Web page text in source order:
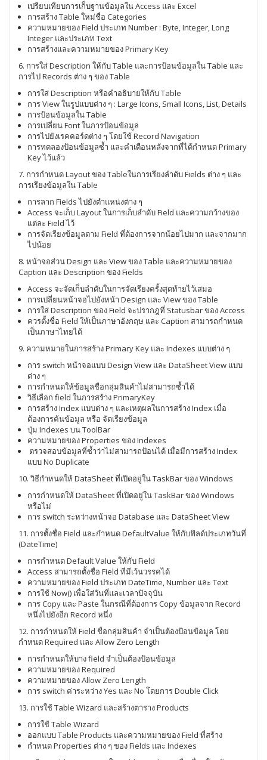
เปรียบเทียบการเก็บฐานข้อมูลใน Access และ Excel
การสร้าง Table ใหม่ชื่อ Categories
ความหมายของ Field ประเภท Number : Byte, Integer, Long
Integer และประเภท Text
การสร้างและความหมายของ Primary Key
6. การใส่ Description ให้กับ Table และการป้อนข้อมูลใน Table และ
การไป Records ต่าง ๆ ของ Table
การใส่ Description หรือคำอธิบายให้กับ Table
การ View ในรูปแบบต่าง ๆ : Large Icons, Small Icons, List, Details
การป้อนข้อมูลใน Table
การเปลี่ยน Font ในการป้อนข้อมูล
การไปยังเรคคอร์ดต่าง ๆ โดยใช้ Record Navigation
การทดลองป้อนข้อมูลซ้ำ และคำเตือนหลังจากที่ได้กำหนด Primary
Key ไว้แล้ว
7. การกำหนด Layout ของ Tableในการเรียงลำดับ Fields ต่าง ๆ และ
การเรียงข้อมูลใน Table
การลาก Fields ไปยังตำแหน่งต่าง ๆ
Access จะเก็บ Layout ในการเก็บลำดับ Field และความกว้างของ
แต่ละ Field ไว้
การจัดเรียงข้อมูลตาม Field ที่ต้องการจากน้อยไปมาก และจากมาก
ไปน้อย
8. หน้าจอส่วน Design และ View ของ Table และความหมายของ
Caption และ Description ของ Fields
Access จะจัดเก็บลำดับในการจัดเรียงครั้งสุดท้ายไว้เสมอ
การเปลี่ยนหน้าจอไปยังหน้า Design และ View ของ Table
การใส่ Description ของ Field จะปรากฎที่ Statusbar ของ Access
ควรตั้งชื่อ Field ให้เป็นภาษาอังกฤษ และ Caption สามารถกำหนด
เป็นภาษาไทยได้
9. ความหมายในการสร้าง Primary Key และ Indexes แบบต่าง ๆ
การ switch หน้าจอแบบ Design View และ DataSheet View แบบ
ต่าง ๆ
การกำหนดให้ข้อมูลชื่อกลุ่มสินค้าไม่สามารถซ้ำได้
วิธีเลือก field ในการสร้าง PrimaryKey
การสร้าง Index แบบต่าง ๆ และเหตุผลในการสร้าง Index เมื่อ
ต้องการค้นข้อมูล หรือ จัดเรียงข้อมูล
ปุ่ม Indexes บน ToolBar
ความหมายของ Properties ของ Indexes
ตรวจสอบข้อมูลที่ซ้ำว่าไม่สามารถป้อนได้ เมื่อมีการสร้าง Index
แบบ No Duplicate
10. วิธีกำหนดให้ DataSheet ที่เปิดอยู่ใน TaskBar ของ Windows
การกำหนดให้ DataSheet ที่เปิดอยู่ใน TaskBar ของ Windows
หรือไม่
การ switch ระหว่างหน้าจอ Database และ DataSheet View
11. การตั้งชื่อ Field และกำหนด DefaultValue ให้กับฟิลด์ประเภทวันที่
(DateTime)
การกำหนด Default Value ให้กับ Field
Access สามารถตั้งชื่อ Field ที่มีเว้นวรรคได้
ความหมายของ Field ประเภท DateTime, Number และ Text
การใช้ Now() เพื่อใส่วันที่และเวลาปัจจุบัน
การ Copy และ Paste ในกรณีที่ต้องการ Copy ข้อมูลจาก Record
หนึ่งไปยังอีก Record หนึ่ง
12. การกำหนดให้ Field ชื่อกลุ่มสินค้า จำเป็นต้องป้อนข้อมูล โดย
กำหนด Required และ Allow Zero Length
การกำหนดให้บาง field จำเป็นต้องป้อนข้อมูล
ความหมายของ Required
ความหมายของ Allow Zero Length
การ switch ค่าระหว่าง Yes และ No โดยการ Double Click
13. การใช้ Table Wizard และสร้างตาราง Products
การใช้ Table Wizard
ออกแบบ Table Products และความหมายของ Field ที่สร้าง
กำหนด Properties ต่าง ๆ ของ Fields และ Indexes